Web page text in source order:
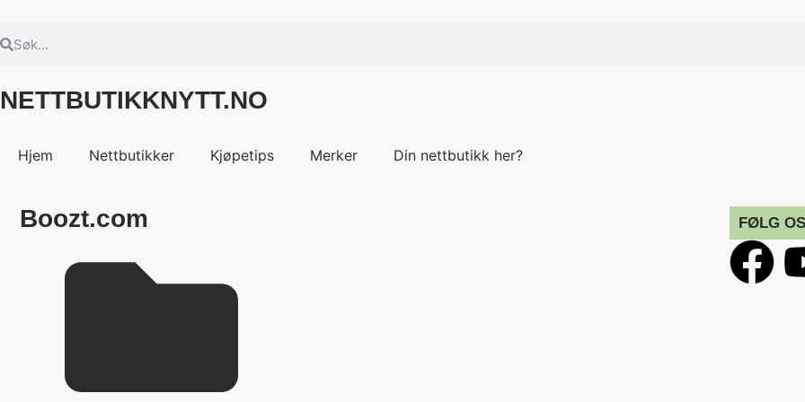
NETTBUTIKKNYTT.NO
Hjem Nettbutikker Kjøpetips Merker Din nettbutikk her?
Boozt.com FØLG